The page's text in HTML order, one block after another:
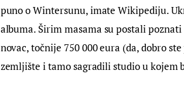
puno o Wintersunu, imate Wikipediju.
albuma. Širim masama su postali
novac, točnije 750 000 eura (da, dobro
zemljište i tamo sagradili studio u